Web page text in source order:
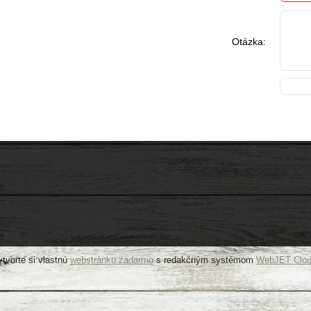
Otázka:
si vlastnúwebstránku zadarmos redakčným systémomWebJET